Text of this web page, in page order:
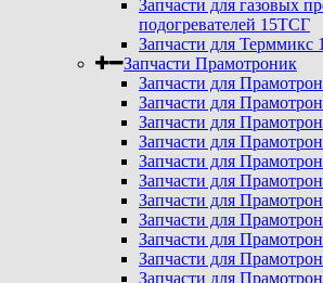
Запчасти для газовых
подогревателей 15ТСГ
Запчасти для Терммикс
Запчасти Прамотроник
Запчасти для
Запчасти для
Запчасти для
Запчасти для
Запчасти для
Запчасти для
Запчасти для
Запчасти для
Запчасти для
Запчасти для
Запчасти для